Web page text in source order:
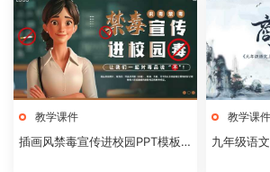
教学课件
插画风禁毒宣传进校园PPT模板2
教学课件
九年级语